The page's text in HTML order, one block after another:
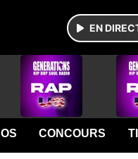
EN
CONCOURS